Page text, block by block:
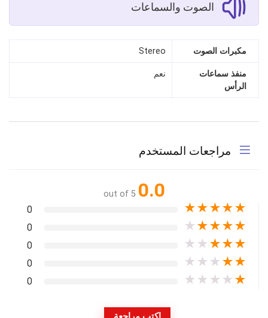
الصوت والسماعات
مكبرات الصوت Stereo
منفذ سماعات
الرأس
نعم
مراجعات المستخدم
0.0
out of 5
★
★
★
★
★
0
★
★
★
★
★
0
★
★
★
★
★
0
★
★
★
★
★
0
★
★
★
★
★
0